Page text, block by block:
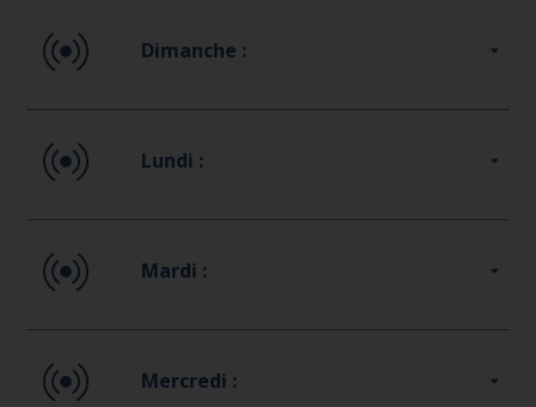
Dimanche :
Lundi :
Mardi :
Mercredi :